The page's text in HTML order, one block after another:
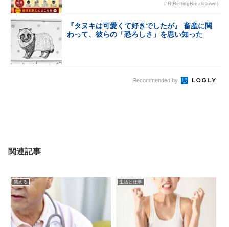
PR(BettingBreakDown)
『タヌキは可愛くて好きでしたが』 畜産に関
わって、彼らの「恐ろしさ」を思い知った
Recommended by
関連記事
笑える 生活と仕事